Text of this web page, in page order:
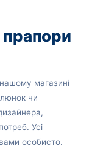
прапори
магазині
чи
Усі
особисто.